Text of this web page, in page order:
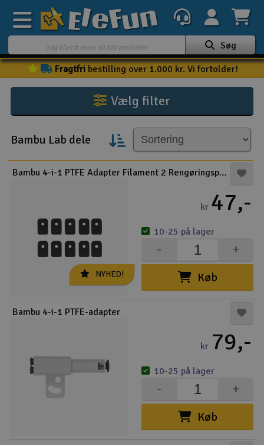
Ugens tilbud
Mine favoritter
Gavekort
3D-print
Biler
Både
Droner
Droner til FPV
Helikopter
Modelbygg og byggesæt
Søg
Fragtfribestilling over 1.000 kr. Vi fortolder!
Vælg filter
Bambu Lab dele
NYHED!
Bambu 4-i-1 PTFE Adapter Filament 2 Rengøringspude
kr 47,-
Køb
+
-
10-25 på lager
Bambu 4-i-1 PTFE-adapter
kr 79,-
Køb
+
-
10-25 på lager